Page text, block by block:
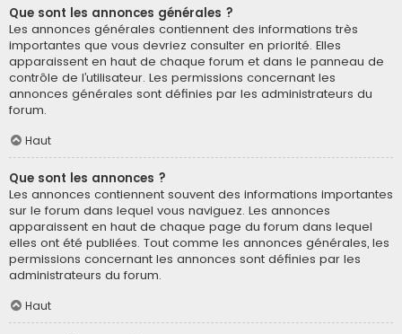
Que sont les annonces générales ?
Les annonces générales contiennent des informations très
importantes que vous devriez consulter en priorité. Elles
apparaissent en haut de chaque forum et dans le panneau de
contrôle de l’utilisateur. Les permissions concernant les
annonces générales sont définies par les administrateurs du
forum.
Haut
Que sont les annonces ?
Les annonces contiennent souvent des informations importantes
sur le forum dans lequel vous naviguez. Les annonces
apparaissent en haut de chaque page du forum dans lequel
elles ont été publiées. Tout comme les annonces générales, les
permissions concernant les annonces sont définies par les
administrateurs du forum.
Haut